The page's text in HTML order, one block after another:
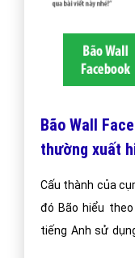
Bão Wall
thường xuất
Cấu thành của
đó Bão hiểu
tiếng Anh sử